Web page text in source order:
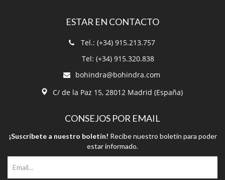
ESTAR EN CONTACTO
Tel.: (+34) 915.213.757
Tel: (+34) 915.320.838
bohindra@bohindra.com
C/ de la Paz 15, 28012 Madrid (España)
CONSEJOS POR EMAIL
¡Suscríbete a nuestro boletín! Recibe nuestro boletín para poder
estar informado.